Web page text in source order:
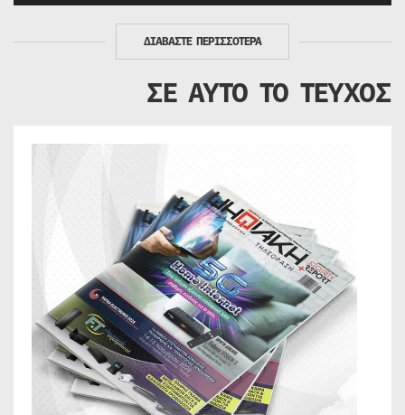
ΔΙΑΒΑΣΤΕ ΠΕΡΙΣΣΟΤΕΡΑ
ΣΕ ΑΥΤΟ ΤΟ ΤΕΥΧΟΣ